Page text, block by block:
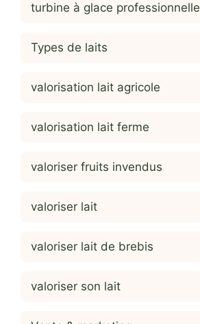
turbine à glace professionnelle
Types de laits
valorisation lait agricole
valorisation lait ferme
valoriser fruits invendus
valoriser lait
valoriser lait de brebis
valoriser son lait